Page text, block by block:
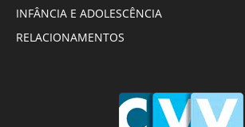
INFÂNCIA E ADOLESCÊNCIA
RELACIONAMENTOS